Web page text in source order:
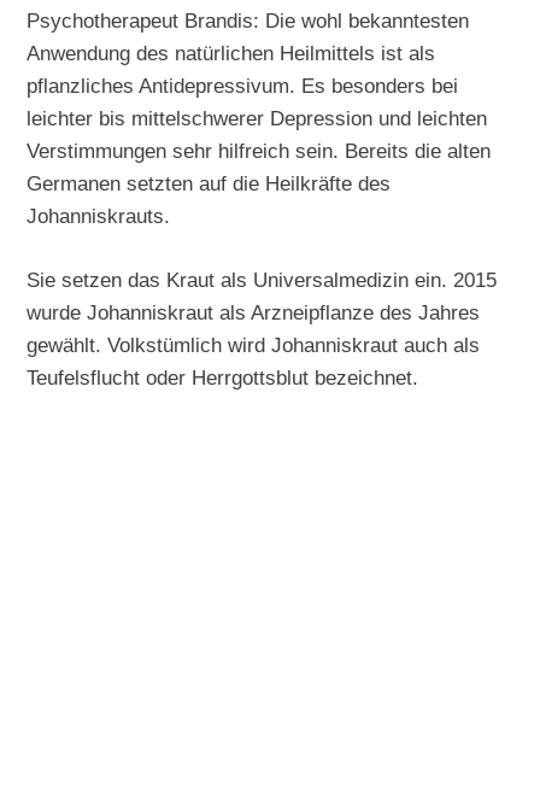
Psychotherapeut Brandis: Die wohl bekanntesten
Anwendung des natürlichen Heilmittels ist als
pflanzliches Antidepressivum. Es besonders bei
leichter bis mittelschwerer Depression und leichten
Verstimmungen sehr hilfreich sein. Bereits die alten
Germanen setzten auf die Heilkräfte des
Johanniskrauts.
Sie setzen das Kraut als Universalmedizin ein. 2015
wurde Johanniskraut als Arzneipflanze des Jahres
gewählt. Volkstümlich wird Johanniskraut auch als
Teufelsflucht oder Herrgottsblut bezeichnet.